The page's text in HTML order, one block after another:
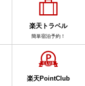
楽天トラベル
簡単宿泊予約！
楽天PointClub